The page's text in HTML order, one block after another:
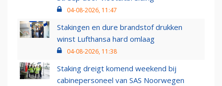
04-08-2026, 11:47
Stakingen en dure brandstof drukken
winst Lufthansa hard omlaag
04-08-2026, 11:38
Staking dreigt komend weekend bij
cabinepersoneel van SAS Noorwegen